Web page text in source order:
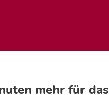
mehr für das